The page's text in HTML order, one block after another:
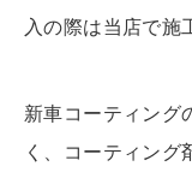
入の際は当店で施
新車コーティング
く、コーティング